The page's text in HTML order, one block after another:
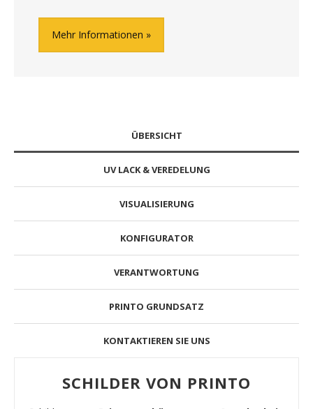
Mehr Informationen
ÜBERSICHT
UV LACK & VEREDELUNG
VISUALISIERUNG
KONFIGURATOR
VERANTWORTUNG
PRINTO GRUNDSATZ
KONTAKTIEREN SIE UNS
SCHILDER VON PRINTO